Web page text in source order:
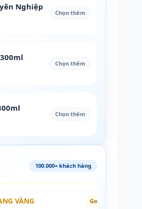
Nghiệp
Chọn thêm
Chọn thêm
Chọn thêm
100.000+ khách hàng
VÀNG Gold